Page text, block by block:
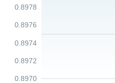
0.8970
0.8972
0.8974
0.8976
0.8978